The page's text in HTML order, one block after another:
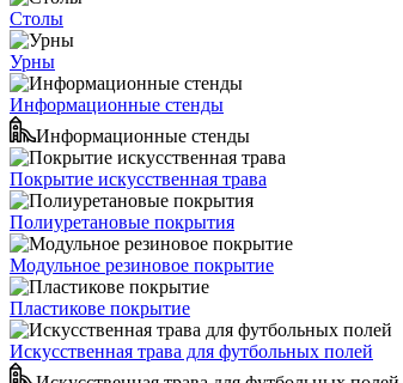
Столы
Урны
Информационные стенды
Информационные стенды
Покрытие искусственная трава
Полиуретановые покрытия
Модульное резиновое покрытие
Пластикове покрытие
Искусственная трава для футбольных полей